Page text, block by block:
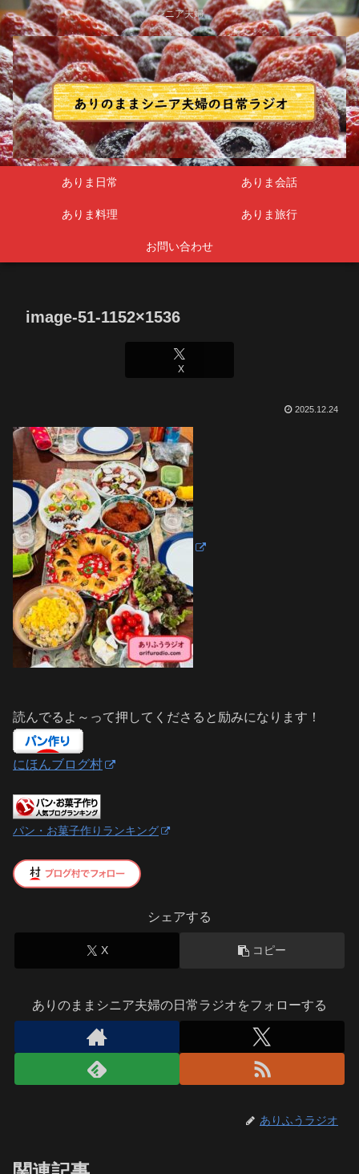
シニア夫婦
ありま日常 ありま会話
ありま料理 ありま旅行
お問い合わせ
image-51-1152×1536
X
2025.12.24
読んでるよ～って押してくださると励みになります！
にほんブログ村
パン・お菓子作りランキング
シェアする
X コピー
ありのままシニア夫婦の日常ラジオをフォローする
ありふうラジオ